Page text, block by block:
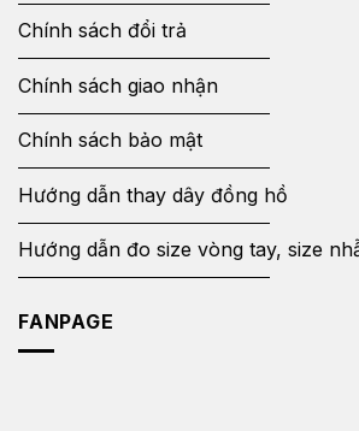
Chính sách đổi trả
Chính sách giao nhận
Chính sách bảo mật
Hướng dẫn thay dây đồng hồ
Hướng dẫn đo size vòng tay, size
FANPAGE